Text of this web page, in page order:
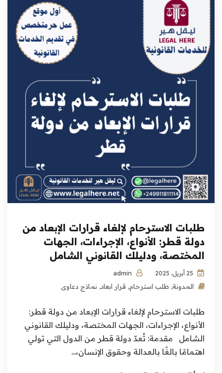
طلبات الاسترحام لإلغاء قرارات الإبعاد من
دولة قطر: الأنواع، الإجراءات، الجهات
المختصة، ودليلك القانوني الشامل
المدونة, طلب استرحام, قرار ابعاد, نماذج دعاوى
طلبات الاسترحام لإلغاء قرارات الإبعاد من دولة قطر:
الأنواع، الإجراءات، الجهات المختصة، ودليلك القانوني
الشامل مقدمة: تُعدّ دولة قطر من الدول التي تولي
اهتمامًا بالغًا بالعدالة وحقوق الإنسان،...